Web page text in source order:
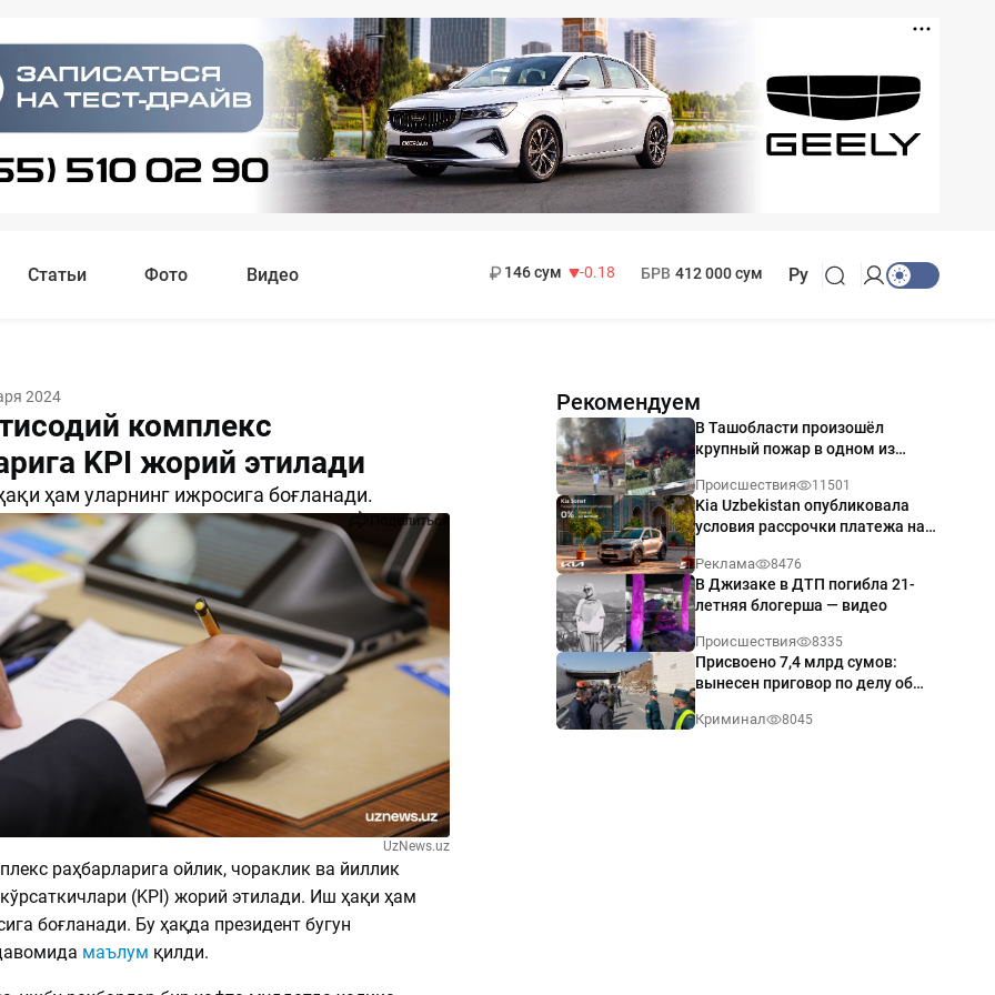
Статьи Фото Видео
146 сум
-0.18
БРВ 412 000 сум Ру
2024
комплекс
KPI жорий этилади
ҳам уларнинг ижросига боғланади.
Поделиться
UzNews.uz
раҳбарларига ойлик, чораклик ва йиллик
(KPI) жорий этилади. Иш ҳақи ҳам
боғланади. Бу ҳақда президент бугун
маълум қилди.
Рекомендуем
В Ташобласти произошёл
крупный пожар в одном из
Происшествия 11501
Kia Uzbekistan опубликовала
условия рассрочки платежа на
годовых
Реклама 8476
В Джизаке в ДТП погибла 21-
летняя блогерша — видео
Происшествия 8335
Присвоено 7,4 млрд сумов:
вынесен приговор по делу об
Ташкенте
Криминал 8045